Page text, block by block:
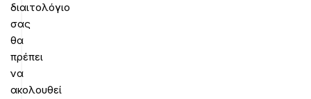
διαιτολόγιο
σας
θα
πρέπει
να
ακολουθεί